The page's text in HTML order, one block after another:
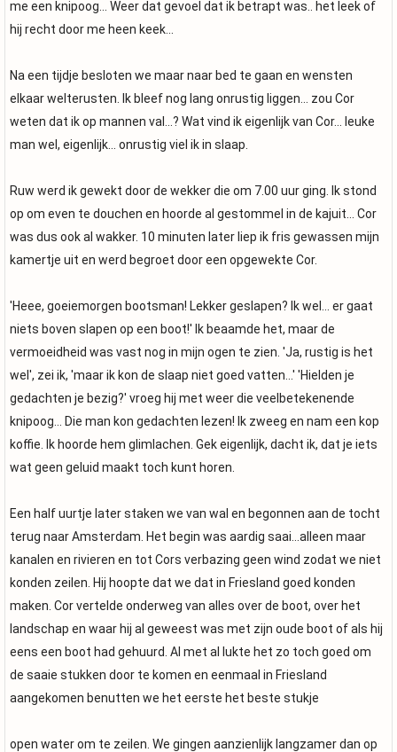
me een knipoog... Weer dat gevoel dat ik betrapt was.. het leek of
hij recht door me heen keek...
Na een tijdje besloten we maar naar bed te gaan en wensten
elkaar welterusten. Ik bleef nog lang onrustig liggen... zou Cor
weten dat ik op mannen val...? Wat vind ik eigenlijk van Cor... leuke
man wel, eigenlijk... onrustig viel ik in slaap.
Ruw werd ik gewekt door de wekker die om 7.00 uur ging. Ik stond
op om even te douchen en hoorde al gestommel in de kajuit... Cor
was dus ook al wakker. 10 minuten later liep ik fris gewassen mijn
kamertje uit en werd begroet door een opgewekte Cor.
'Heee, goeiemorgen bootsman! Lekker geslapen? Ik wel... er gaat
niets boven slapen op een boot!' Ik beaamde het, maar de
vermoeidheid was vast nog in mijn ogen te zien. 'Ja, rustig is het
wel', zei ik, 'maar ik kon de slaap niet goed vatten...' 'Hielden je
gedachten je bezig?' vroeg hij met weer die veelbetekenende
knipoog... Die man kon gedachten lezen! Ik zweeg en nam een kop
koffie. Ik hoorde hem glimlachen. Gek eigenlijk, dacht ik, dat je iets
wat geen geluid maakt toch kunt horen.
Een half uurtje later staken we van wal en begonnen aan de tocht
terug naar Amsterdam. Het begin was aardig saai...alleen maar
kanalen en rivieren en tot Cors verbazing geen wind zodat we niet
konden zeilen. Hij hoopte dat we dat in Friesland goed konden
maken. Cor vertelde onderweg van alles over de boot, over het
landschap en waar hij al geweest was met zijn oude boot of als hij
eens een boot had gehuurd. Al met al lukte het zo toch goed om
de saaie stukken door te komen en eenmaal in Friesland
aangekomen benutten we het eerste het beste stukje
open water om te zeilen. We gingen aanzienlijk langzamer dan op